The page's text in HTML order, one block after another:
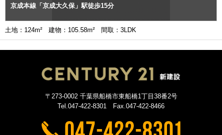
京成本線「京成大久保」駅徒歩15分
土地：124m² 建物：105.58m² 間取：3LDK
〒273-0002 千葉県船橋市東船橋1丁目38番2号
Tel.047-422-8301 Fax.047-422-8466